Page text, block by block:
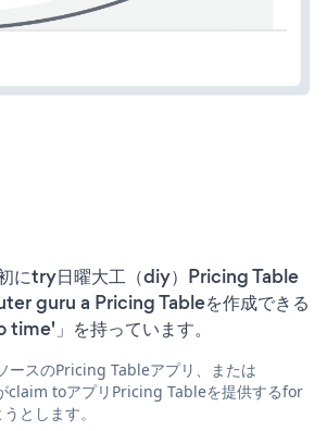
にtry日曜大工（diy）Pricing Table
guru a Pricing Tableを作成できる
time'」を持っています。
ースのPricing Tableアプリ、または
toアプリPricing Tableを提供するfor
とします。